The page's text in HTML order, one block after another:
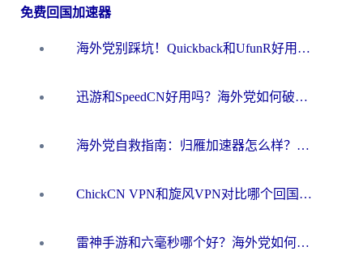
免费回国加速器
海外党别踩坑！Quickback和UfunR好用吗？选对回国加速器才能无缝刷国内资源
迅游和SpeedCN好用吗？海外党如何破解那道看不见的墙
海外党自救指南：归雁加速器怎么样？教你避开坑实现国内资源无缝访问
ChickCN VPN和旋风VPN对比哪个回国效果更好？海外用户的选择困境与出路
雷神手游和六毫秒哪个好？海外党如何真正解锁国内资源